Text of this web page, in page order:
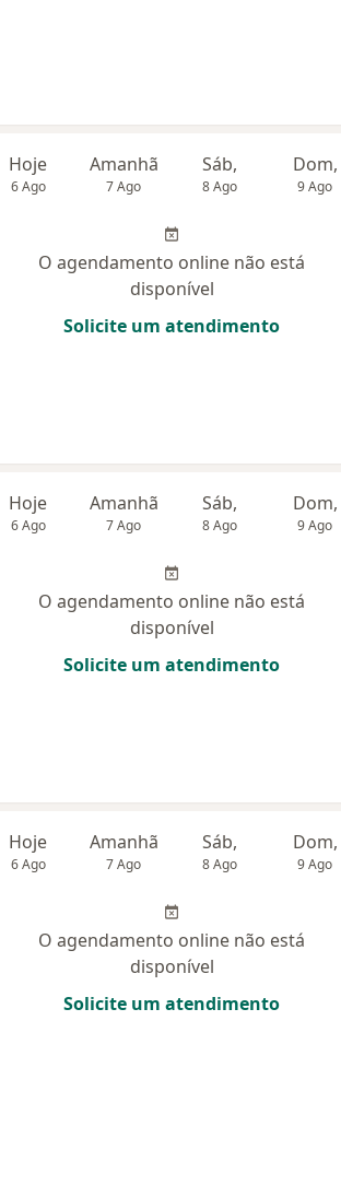
Hoje
6 Ago
Amanhã
7 Ago
Sáb,
8 Ago
Dom,
9 Ago
O agendamento online não está
disponível
Solicite um atendimento
Hoje
6 Ago
Amanhã
7 Ago
Sáb,
8 Ago
Dom,
9 Ago
O agendamento online não está
disponível
Solicite um atendimento
Hoje
6 Ago
Amanhã
7 Ago
Sáb,
8 Ago
Dom,
9 Ago
O agendamento online não está
disponível
Solicite um atendimento